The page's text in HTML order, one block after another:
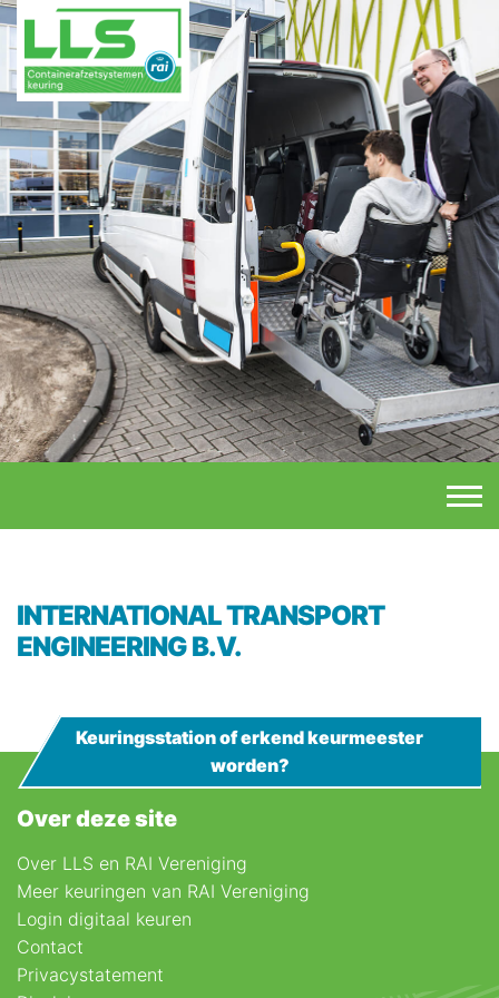
INTERNATIONAL TRANSPORT
ENGINEERING B.V.
Over deze site
Over LLS en RAI Vereniging
Meer keuringen van RAI Vereniging
Login digitaal keuren
Contact
Privacystatement
Keuringsstation of erkend keurmeester
worden?